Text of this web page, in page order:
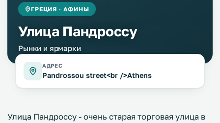
ГРЕЦИЯ · АФИНЫ
Улица Пандроссу
Рынки и ярмарки
АДРЕС
Pandrossou street<br />Athens
Улица Пандроссу - очень старая торговая улица в